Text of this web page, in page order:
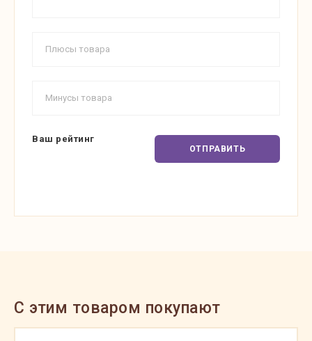
Ваш рейтинг
ОТПРАВИТЬ
C этим товаром покупают